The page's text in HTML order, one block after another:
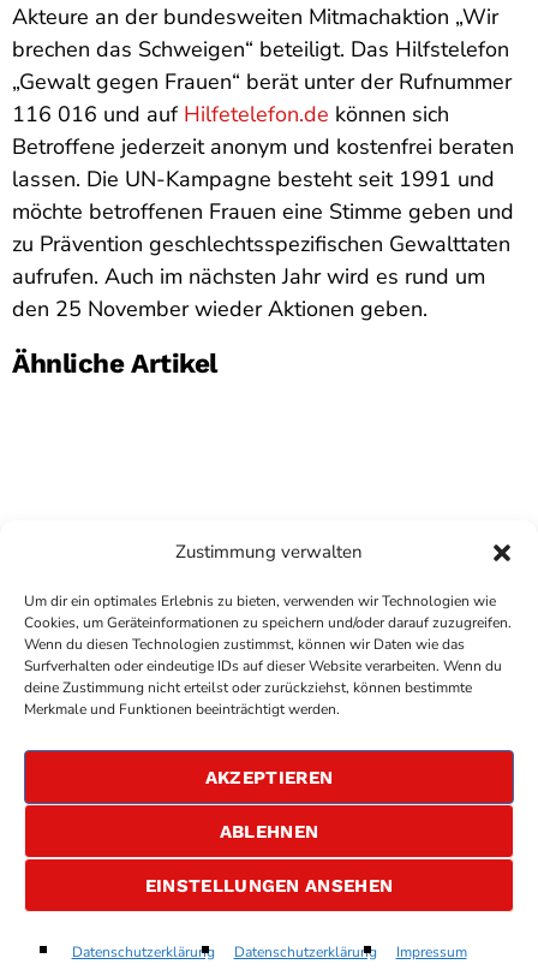
Zustimmung verwalten
Um dir ein optimales Erlebnis zu bieten, verwenden wir Technologien wie
Cookies, um Geräteinformationen zu speichern und/oder darauf zuzugreifen.
Wenn du diesen Technologien zustimmst, können wir Daten wie das
Surfverhalten oder eindeutige IDs auf dieser Website verarbeiten. Wenn du
deine Zustimmung nicht erteilst oder zurückziehst, können bestimmte
Merkmale und Funktionen beeinträchtigt werden.
AKZEPTIEREN
ABLEHNEN
EINSTELLUNGEN ANSEHEN
Datenschutzerklärung Datenschutzerklärung Impressum
play_arrow
Drop Dead
Akteure an der bundesweiten Mitmachaktion „Wir
brechen das Schweigen“ beteiligt. Das Hilfstelefon
„Gewalt gegen Frauen“ berät unter der Rufnummer
116 016 und auf Hilfetelefon.de können sich
Betroffene jederzeit anonym und kostenfrei beraten
lassen. Die UN-Kampagne besteht seit 1991 und
möchte betroffenen Frauen eine Stimme geben und
zu Prävention geschlechtsspezifischen Gewalttaten
aufrufen. Auch im nächsten Jahr wird es rund um
den 25 November wieder Aktionen geben.
Ähnliche Artikel
COPYRIGHTANTENNE BAD KREUZNACH
DATENSCHUTZERKLÄRUNG
ALLGEMEINE GESCHÄFTSBEDINGUNGEN